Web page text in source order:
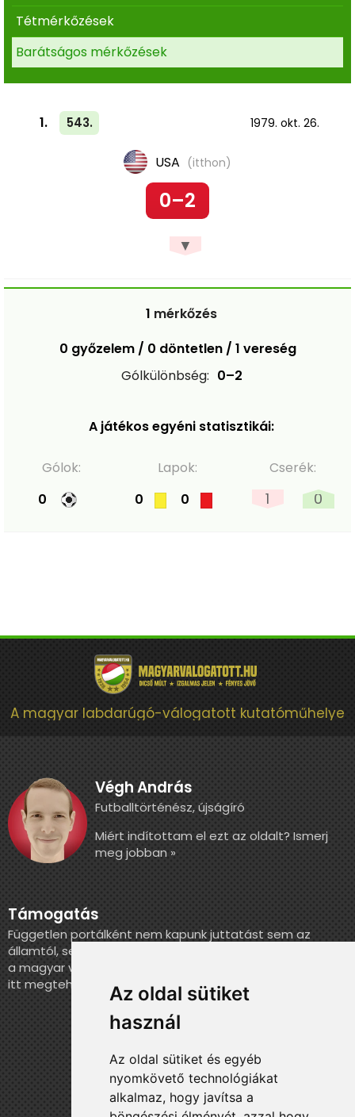
Az oldal sütiket
használ
Az oldal sütiket és egyéb
nyomkövető technológiákat
alkalmaz, hogy javítsa a
Tétmérkőzések
Barátságos mérkőzések
1. 543. 1979. okt. 26.
USA (itthon)
0–2
▼
1 mérkőzés
0 győzelem / 0 döntetlen / 1 vereség
Gólkülönbség: 0–2
A játékos egyéni statisztikái:
Gólok:
0
Lapok:
0
0
Cserék:
1 0
A magyar labdarúgó-válogatott kutatóműhelye
Végh András
Futballtörténész, újságíró
Miért indítottam el ezt az oldalt? Ismerj
meg jobban »
Támogatás
Független portálként nem kapunk juttatást sem az
államtól, sem más szervezettől. Ha szeretnél segíteni
a magyar válogatott történelmének feldolgozásában,
itt megteheted.